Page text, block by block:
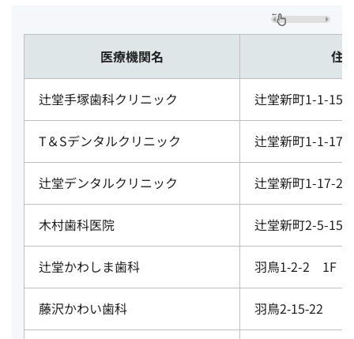
医療機関名 住
辻堂手塚歯科クリニック 辻堂新町1-1-15
T＆Sデンタルクリニック 辻堂新町1-1-17
辻堂デンタルクリニック 辻堂新町1-17-
木村歯科医院 辻堂新町2-5-15
辻堂かわしま歯科 羽鳥1‐2-2 1F
藤沢かわい歯科 羽鳥2‐15‐22